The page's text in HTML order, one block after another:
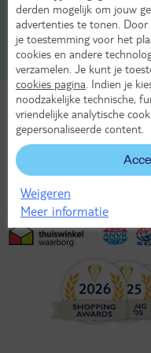
Uitgaan en activiteiten
Wetenswaardigheden in
Bekijk ons aanbod
derden mogelijk om jouw
advertenties te tonen. Door
je toestemming voor het
cookies en andere
verzamelen. Je kunt je
cookies pagina . Indien je
noodzakelijke technische,
vriendelijke analytische
gepersonaliseerde content.
Weigeren
Meer informatie